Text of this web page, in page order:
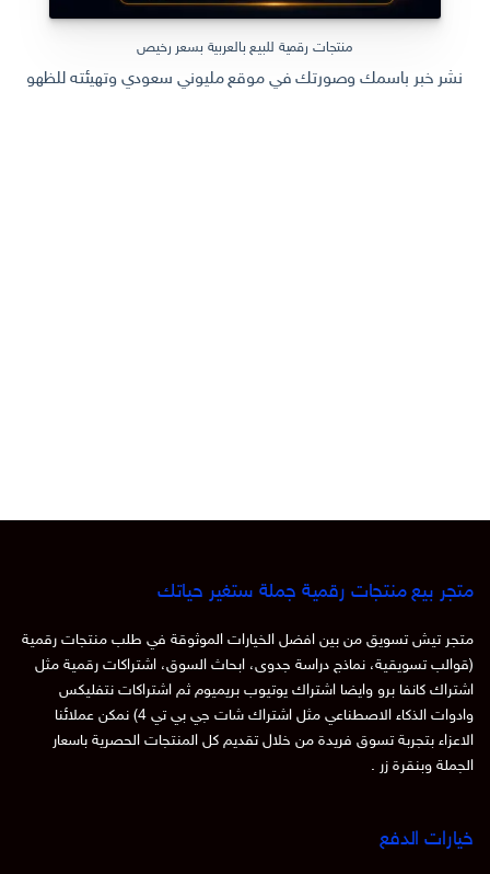
منتجات رقمية للبيع بالعربية بسعر رخيص
نشر خبر باسمك وصورتك في موقع مليوني سعودي وتهيئته للظهور
متجر بيع منتجات رقمية جملة ستغير حياتك
متجر تيش تسويق من بين افضل الخيارات الموثوقة في طلب منتجات رقمية
(قوالب تسويقية، نماذج دراسة جدوى، ابحاث السوق، اشتراكات رقمية مثل
اشتراك كانفا برو وايضا اشتراك يوتيوب بريميوم ثم اشتراكات نتفليكس
وادوات الذكاء الاصطناعي مثل اشتراك شات جي بي تي 4) نمكن عملائنا
الاعزاء بتجربة تسوق فريدة من خلال تقديم كل المنتجات الحصرية باسعار
الجملة وبنقرة زر .
خيارات الدفع